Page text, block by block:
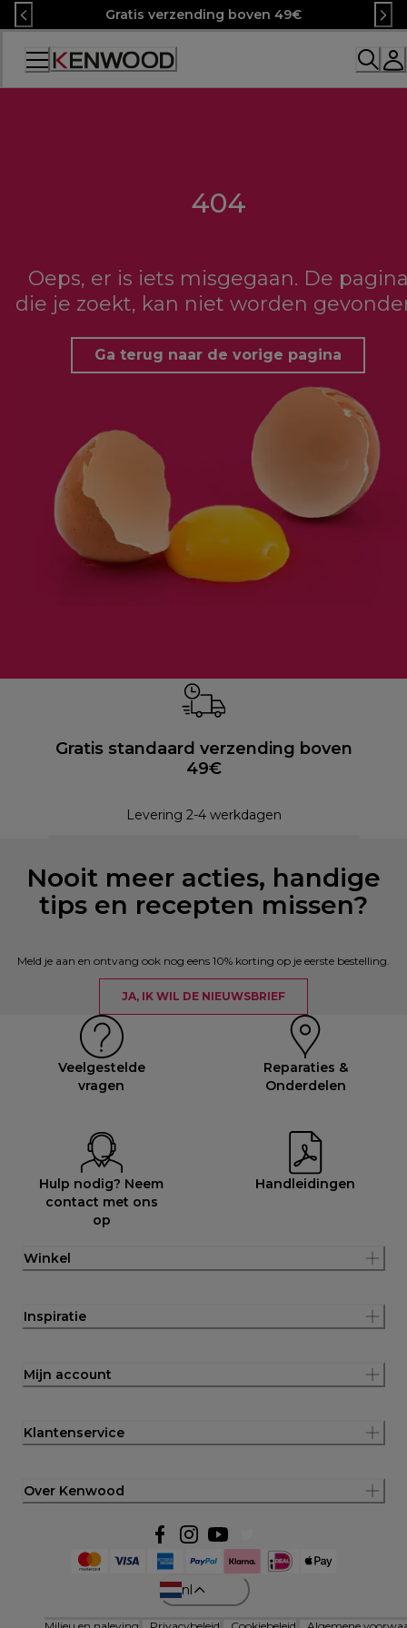
Skip
to
Content
Gratis verzending boven 49€
404
Oeps, er is iets misgegaan. De
die je zoekt, kan niet worden
Ga terug naar de vorige pagina
Gratis standaard verzending boven
49€
Levering 2-4 werkdagen
Nooit meer acties, handige
tips en recepten missen?
Meld je aan en ontvang ook nog eens 10% korting op je eerste bestelling.
JA, IK WIL DE NIEUWSBRIEF
Veelgestelde
vragen
Reparaties &
Onderdelen
Hulp nodig? Neem
contact met ons
op
Handleidingen
Winkel
Inspiratie
Mijn account
Klantenservice
Over Kenwood
nl